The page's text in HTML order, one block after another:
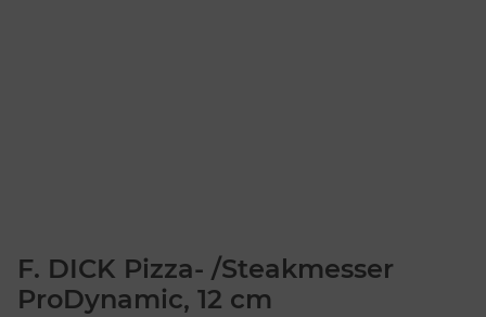
F. DICK Pizza- /Steakmesser
ProDynamic, 12 cm